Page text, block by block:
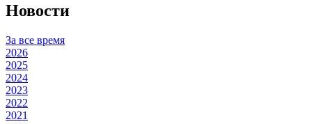
Новости
За все время
2026
2025
2024
2023
2022
2021